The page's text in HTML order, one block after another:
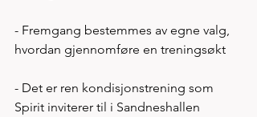
- Fremgang bestemmes av egne valg,
hvordan gjennomføre en treningsøkt
- Det er ren kondisjonstrening som
Spirit inviterer til i Sandneshallen